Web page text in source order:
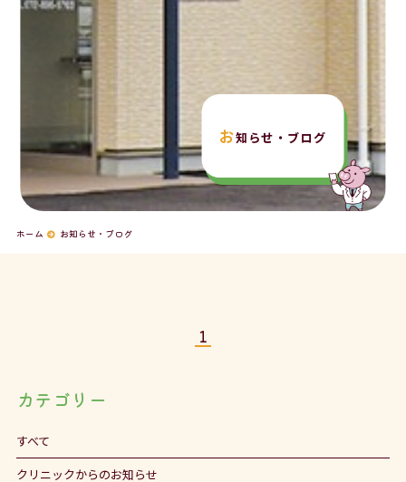
お知らせ・ブログ
ホーム お知らせ・ブログ
1
カテゴリー
すべて
クリニックからのお知らせ